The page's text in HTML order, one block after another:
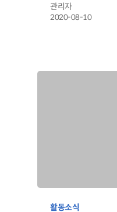
관리자
2020-08-10
활동소식